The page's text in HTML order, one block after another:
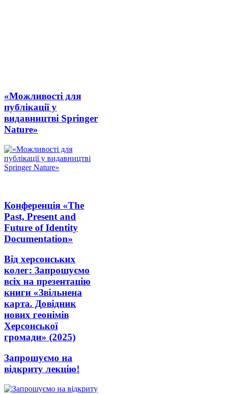
«Можливості для
публікації у
видавництві Springer
Nature»
Конференція «The
Past, Present and
Future of Identity
Documentation»
Від херсонських
колег: Запрошуємо
всіх на презентацію
книги «Звільнена
карта. Довідник
нових геонімів
Херсонської
громади» (2025)
Запрошуємо на
відкриту лекцію!